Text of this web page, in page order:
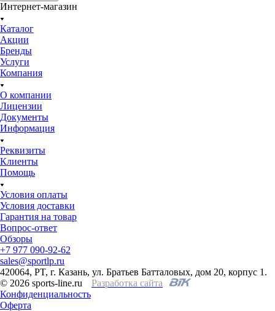
Интернет-магазин
Каталог
Акции
Бренды
Услуги
Компания
О компании
Лицензии
Документы
Информация
Реквизиты
Клиенты
Помощь
Условия оплаты
Условия доставки
Гарантия на товар
Вопрос-ответ
Обзоры
+7 977 090-92-62
sales@sportlp.ru
420064, PT, г. Казань, ул. Братьев Батталовых, дом 20, корпус 1.
© 2026 sports-line.ru
Разработка сайта
Конфиденциальность
Оферта